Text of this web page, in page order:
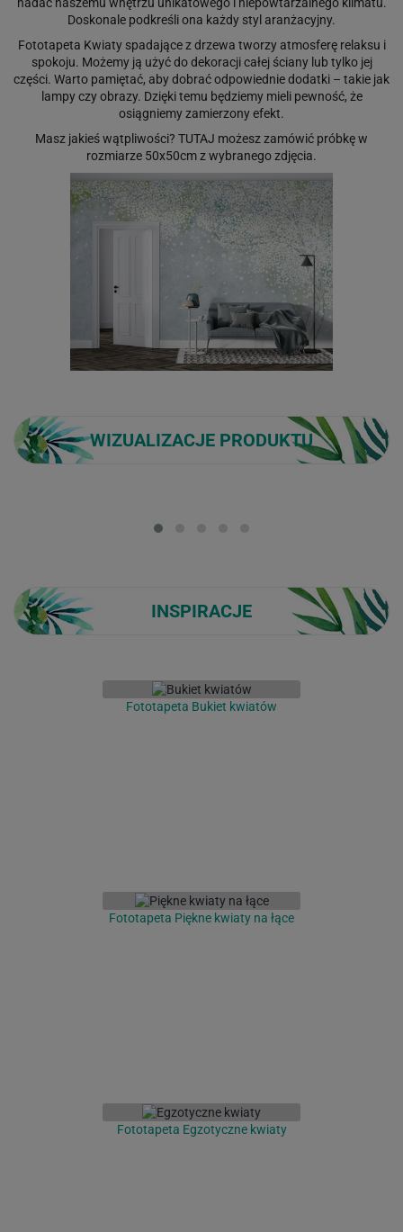
nadać naszemu wnętrzu unikatowego i niepowtarzalnego klimatu.
Doskonale podkreśli ona każdy styl aranżacyjny.
Fototapeta Kwiaty spadające z drzewa tworzy atmosferę relaksu i
spokoju. Możemy ją użyć do dekoracji całej ściany lub tylko jej
części. Warto pamiętać, aby dobrać odpowiednie dodatki – takie jak
lampy czy obrazy. Dzięki temu będziemy mieli pewność, że
osiągniemy zamierzony efekt.
Masz jakieś wątpliwości? TUTAJ możesz zamówić próbkę w
rozmiarze 50x50cm z wybranego zdjęcia.
WIZUALIZACJE PRODUKTU
INSPIRACJE
Fototapeta Bukiet kwiatów
Fototapeta Piękne kwiaty na łące
Fototapeta Egzotyczne kwiaty